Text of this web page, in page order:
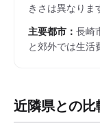
きさは異なりま
主要都市： 長崎
と郊外では生活
近隣県との比